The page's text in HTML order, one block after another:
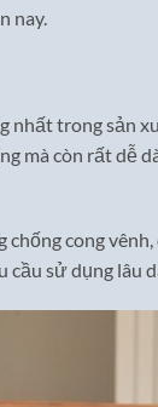
nay.
trong sản
mà còn rất dễ
cong
cầu sử dụng lâu